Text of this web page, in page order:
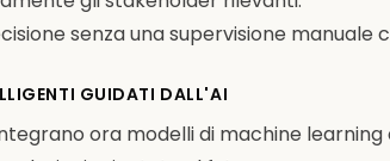
senza una supervisione manuale
GUIDATI DALL'AI
ora modelli di machine